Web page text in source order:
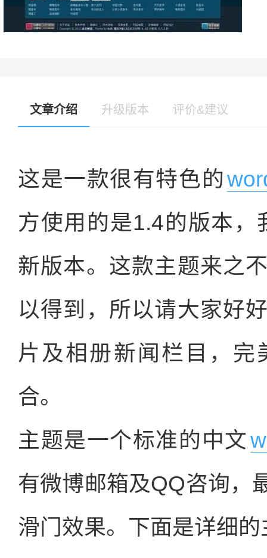
文章介绍 升级版本 评价&建议
这是一款很有特色的
方使用的是1.4的版本
新版本。这款主题来之
以得到，所以请大家好
片及相册新闻栏目，
合。
主题是一个标准的中文
有微博邮箱及QQ咨询，
滑门效果。下面是详细